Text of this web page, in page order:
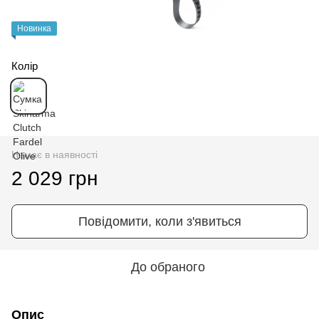
Новинка
Колір
Немає в наявності
2 029 грн
Повідомити, коли з'явиться
До обраного
Опис